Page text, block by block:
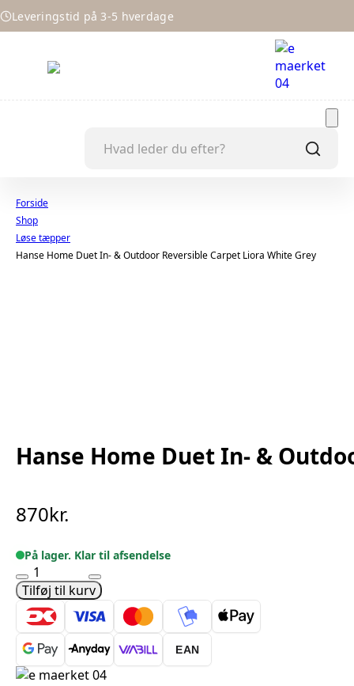
Leveringstid på 3-5 hverdage
Forside
Shop
Løse tæpper
Hanse Home Duet In- & Outdoor Reversible Carpet Liora White Grey
Hanse Home Duet In- &
870kr.
På lager. Klar til afsendelse
Hanse
Home
Duet
In-
&
Outdoor
Reversible
Tilføj til kurv
EAN